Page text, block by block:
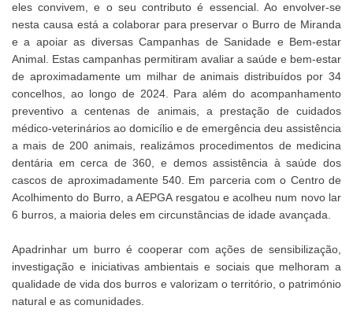
eles convivem, e o seu contributo é essencial. Ao envolver-se
nesta causa está a colaborar para preservar o Burro de Miranda
e a apoiar as diversas Campanhas de Sanidade e Bem-estar
Animal. Estas campanhas permitiram avaliar a saúde e bem-estar
de aproximadamente um milhar de animais distribuídos por 34
concelhos, ao longo de 2024. Para além do acompanhamento
preventivo a centenas de animais, a prestação de cuidados
médico-veterinários ao domicílio e de emergência deu assistência
a mais de 200 animais, realizámos procedimentos de medicina
dentária em cerca de 360, e demos assistência à saúde dos
cascos de aproximadamente 540. Em parceria com o Centro de
Acolhimento do Burro, a AEPGA resgatou e acolheu num novo lar
6 burros, a maioria deles em circunstâncias de idade avançada.
Apadrinhar um burro é cooperar com ações de sensibilização,
investigação e iniciativas ambientais e sociais que melhoram a
qualidade de vida dos burros e valorizam o território, o património
natural e as comunidades.